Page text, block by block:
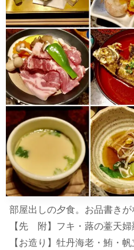
部屋出しの夕食。お品書きが
【先 附】フキ・蕗の薹天
【お造り】牡丹海老・鮪・帆